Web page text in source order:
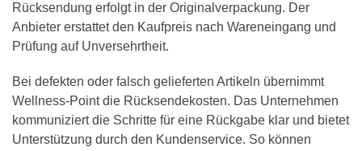
Rücksendung erfolgt in der Originalverpackung. Der
Anbieter erstattet den Kaufpreis nach Wareneingang und
Prüfung auf Unversehrtheit.
Bei defekten oder falsch gelieferten Artikeln übernimmt
Wellness-Point die Rücksendekosten. Das Unternehmen
kommuniziert die Schritte für eine Rückgabe klar und bietet
Unterstützung durch den Kundenservice. So können